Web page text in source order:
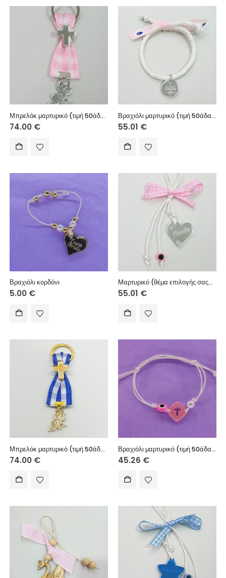
Μπρελόκ μαρτυρικό (τιμή 50άδας)
74.00 €
Βραχιόλι μαρτυρικό (τιμή 50άδας)
55.01 €
Βραχιόλι κορδόνι
5.00 €
Μαρτυρικό (θέμα επιλογής σας), (τιμή 50άδας)
55.01 €
Μπρελόκ μαρτυρικό (τιμή 50άδας)
74.00 €
Βραχιόλι μαρτυρικό (τιμή 50άδας)
45.26 €